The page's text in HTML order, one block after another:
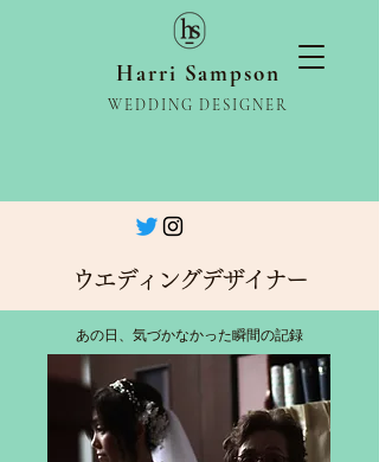
Harri Sampson
​WEDDING DESIGNER
ウエディングデザイナー
あの日、気づかなかった瞬間の記録